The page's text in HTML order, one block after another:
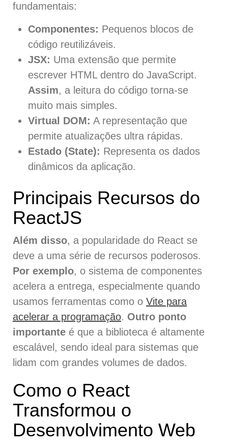
fundamentais:
Componentes: Pequenos blocos de
código reutilizáveis.
JSX: Uma extensão que permite
escrever HTML dentro do JavaScript.
Assim, a leitura do código torna-se
muito mais simples.
Virtual DOM: A representação que
permite atualizações ultra rápidas.
Estado (State): Representa os dados
dinâmicos da aplicação.
Principais Recursos do
ReactJS
Além disso, a popularidade do React se
deve a uma série de recursos poderosos.
Por exemplo, o sistema de componentes
acelera a entrega, especialmente quando
usamos ferramentas como o Vite para
acelerar a programação. Outro ponto
importante é que a biblioteca é altamente
escalável, sendo ideal para sistemas que
lidam com grandes volumes de dados.
Como o React
Transformou o
Desenvolvimento Web